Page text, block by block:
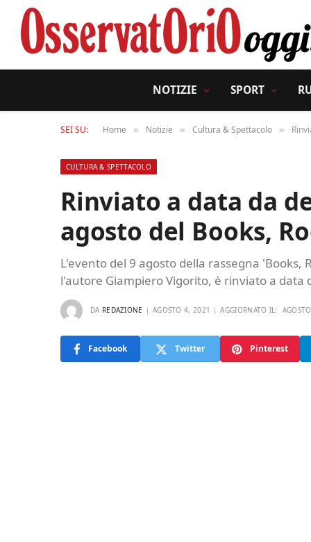
NOTIZIE SPORT
SEI SU: Home » Notizie » Cultura & Spettacolo »
CULTURA & SPETTACOLO
Rinviato a data da
agosto del Books,
L'evento del 9 agosto della rassegna 'Books,
l'autore Giampiero Vigorito, è rinviato a data
DA REDAZIONE AGOSTO 4, 2021 AGGIORNATO IL:
Facebook Twitter Pinterest